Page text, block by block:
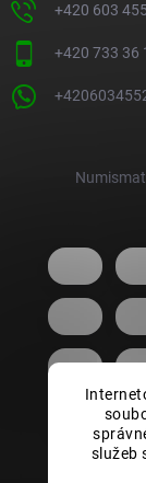
služeb
+420 603
+420 733 36